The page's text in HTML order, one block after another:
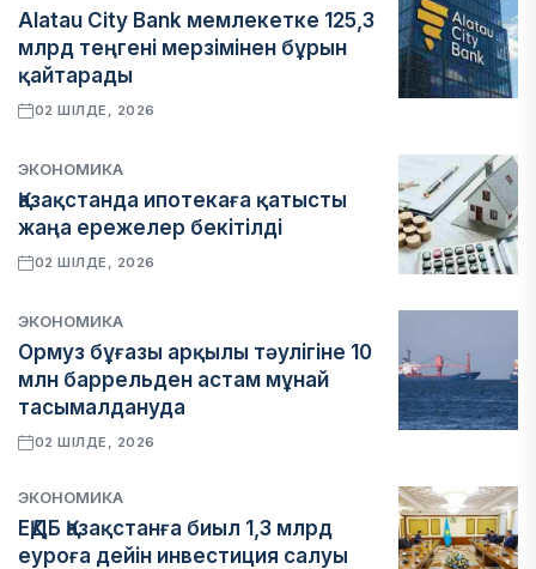
Alatau City Bank мемлекетке 125,3
млрд теңгені мерзімінен бұрын
қайтарады
02 ШІЛДЕ, 2026
ЭКОНОМИКА
Қазақстанда ипотекаға қатысты
жаңа ережелер бекітілді
02 ШІЛДЕ, 2026
ЭКОНОМИКА
Ормуз бұғазы арқылы тәулігіне 10
млн баррельден астам мұнай
тасымалдануда
02 ШІЛДЕ, 2026
ЭКОНОМИКА
ЕҚДБ Қазақстанға биыл 1,3 млрд
еуроға дейін инвестиция салуы